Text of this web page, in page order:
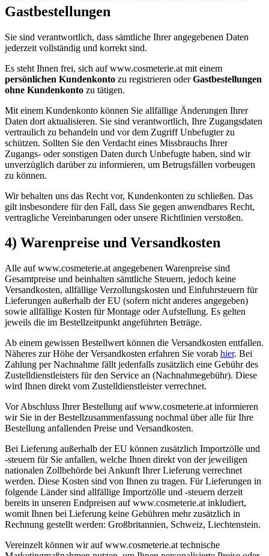
Gastbestellungen
Sie sind verantwortlich, dass sämtliche Ihrer angegebenen Daten
jederzeit vollständig und korrekt sind.
Es steht Ihnen frei, sich auf www.cosmeterie.at mit einem
persönlichen Kundenkonto zu registrieren oderGastbestellungen
ohne Kundenkonto zu tätigen.
Mit einem Kundenkonto können Sie allfällige Änderungen Ihrer
Daten dort aktualisieren. Sie sind verantwortlich, Ihre Zugangsdaten
vertraulich zu behandeln und vor dem Zugriff Unbefugter zu
schützen. Sollten Sie den Verdacht eines Missbrauchs Ihrer
Zugangs- oder sonstigen Daten durch Unbefugte haben, sind wir
unverzüglich darüber zu informieren, um Betrugsfällen vorbeugen
zu können.
Wir behalten uns das Recht vor, Kundenkonten zu schließen. Das
gilt insbesondere für den Fall, dass Sie gegen anwendbares Recht,
vertragliche Vereinbarungen oder unsere Richtlinien verstoßen.
4) Warenpreise und Versandkosten
Alle auf www.cosmeterie.at angegebenen Warenpreise sind
Gesamtpreise und beinhalten sämtliche Steuern, jedoch keine
Versandkosten, allfällige Verzollungskosten und Einfuhrsteuern für
Lieferungen außerhalb der EU (sofern nicht anderes angegeben)
sowie allfällige Kosten für Montage oder Aufstellung. Es gelten
jeweils die im Bestellzeitpunkt angeführten Beträge.
Ab einem gewissen Bestellwert können die Versandkosten entfallen.
Näheres zur Höhe der Versandkosten erfahren Sie vorab hier. Bei
Zahlung per Nachnahme fällt jedenfalls zusätzlich eine Gebühr des
Zustelldienstleisters für den Service an (Nachnahmegebühr). Diese
wird Ihnen direkt vom Zustelldienstleister verrechnet.
Vor Abschluss Ihrer Bestellung auf www.cosmeterie.at informieren
wir Sie in der Bestellzusammenfassung nochmal über alle für Ihre
Bestellung anfallenden Preise und Versandkosten.
Bei Lieferung außerhalb der EU können zusätzlich Importzölle und
-steuern für Sie anfallen, welche Ihnen direkt von der jeweiligen
nationalen Zollbehörde bei Ankunft Ihrer Lieferung verrechnet
werden. Diese Kosten sind von Ihnen zu tragen. Für Lieferungen in
folgende Länder sind allfällige Importzölle und -steuern derzeit
bereits in unseren Endpreisen auf www.cosmeterie.at inkludiert,
womit Ihnen bei Lieferung keine Gebühren mehr zusätzlich in
Rechnung gestellt werden: Großbritannien, Schweiz, Liechtenstein.
Vereinzelt können wir auf www.cosmeterie.at technische